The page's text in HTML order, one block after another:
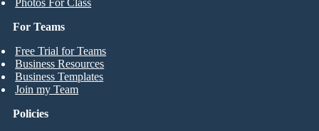
Photos For Class
For Teams
Free Trial for Teams
Business Resources
Business Templates
Join my Team
Policies